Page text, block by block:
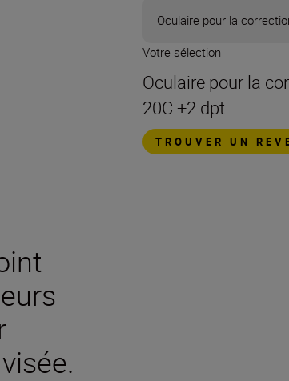
Oculaire pour la
Votre sélection
Oculaire pour la
20C +2 dpt
TROUVER UN